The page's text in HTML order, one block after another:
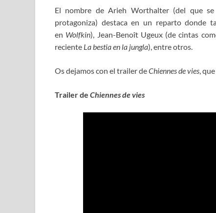
El nombre de Arieh Worthalter (del que
protagoniza) destaca en un reparto donde
en Wolfkin), Jean-Benoît Ugeux (de cintas
reciente La bestia en la jungla), entre otros.
Os dejamos con el trailer deChiennes de vies,
Trailer de Chiennes de vies